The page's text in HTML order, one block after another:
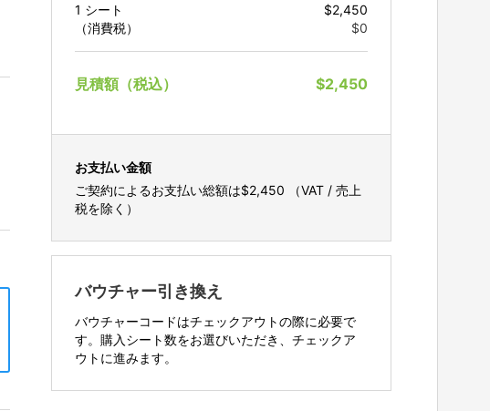
1 シート
$2,450
（消費税）
$0
見積額（税込） $2,450
お支払い金額
ご契約によるお支払い総額は$2,450 （VAT / 売上
税を除く）
バウチャー引き換え
バウチャーコードはチェックアウトの際に必要で
す。購入シート数をお選びいただき、チェックア
ウトに進みます。